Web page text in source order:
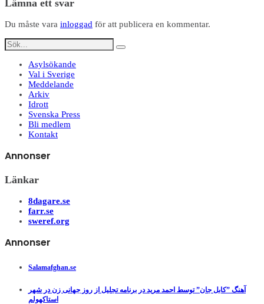
Lämna ett svar
Du måste vara inloggad för att publicera en kommentar.
Asylsökande
Val i Sverige
Meddelande
Arkiv
Idrott
Svenska Press
Bli medlem
Kontakt
Annonser
Länkar
8dagare.se
farr.se
sweref.org
Annonser
Salamafghan.se
آهنگ ”کابل جان” توسط احمد مرید در برنامه تجلیل از روز جهانی زن در شهر
استاکهولم